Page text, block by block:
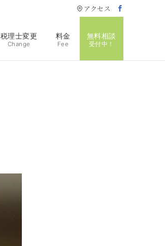
アクセス
税理士変更
Change
料金
Fee
無料相談
受付中！